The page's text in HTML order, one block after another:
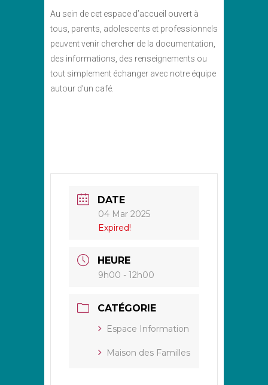
Au sein de cet espace d’accueil ouvert à
tous, parents, adolescents et professionnels
peuvent venir chercher de la documentation,
des informations, des renseignements ou
tout simplement échanger avec notre équipe
autour d’un café.
DATE
04 Mar 2025
Expired!
HEURE
9h00 - 12h00
CATÉGORIE
Espace Information
Maison des Familles